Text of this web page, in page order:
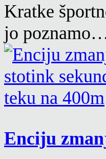
Kratke
jo
Enciju